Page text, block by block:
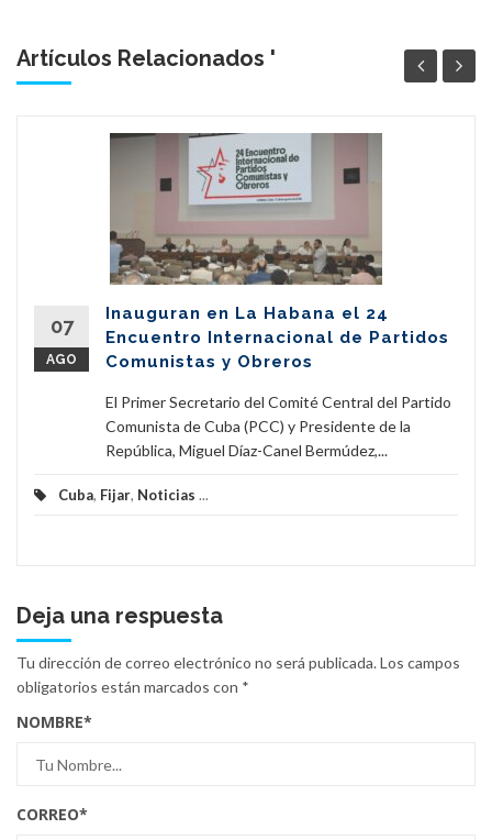
Artículos Relacionados '
07
AGO
Inauguran en La Habana el 24
Encuentro Internacional de Partidos
Comunistas y Obreros
El Primer Secretario del Comité Central del Partido
Comunista de Cuba (PCC) y Presidente de la
República, Miguel Díaz-Canel Bermúdez,...
Cuba, Fijar, Noticias ...
Deja una respuesta
Tu dirección de correo electrónico no será publicada.Los campos
obligatorios están marcados con *
NOMBRE*
CORREO*